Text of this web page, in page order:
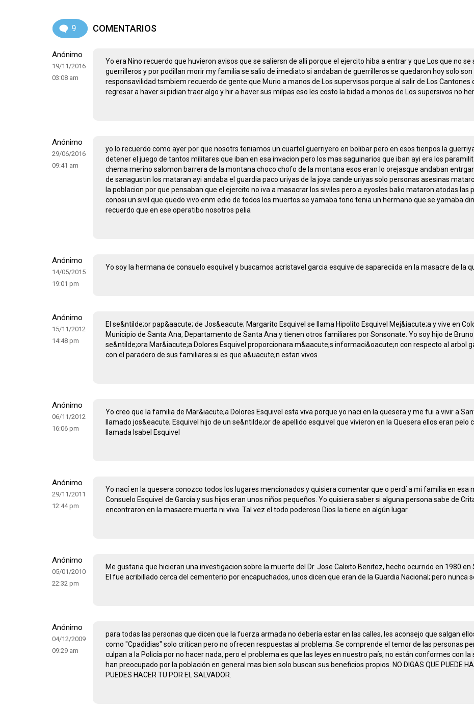
9 COMENTARIOS
Anónimo
19/11/2016
03:08 am
Yo era Nino recuerdo que huvieron avisos que se saliersn de alli porque el ejercito hiba a entrar y que Los que no
guerrilleros y por podillan morir my familia se salio de imediato si andaban de guerrilleros se quedaron hoy solo
responsavilidad tsmbiem recuerdo de gente que Murio a manos de Los supervisos porque al salir de Los
regresar a haver si pidian traer algo y hir a haver sus milpas eso les costo la bidad a monos de Los supersivos no
Anónimo
29/06/2016
09:41 am
yo lo recuerdo como ayer por que nosotrs teniamos un cuartel guerriyero en bolibar pero en esos tienpos la
detener el juego de tantos militares que iban en esa invacion pero los mas saguinarios que iban ayi era los
chema merino salomon barrera de la montana choco chofo de la montana esos eran lo orejasque andaban
de sanagustin los mataran ayi andaba el guardia paco uriyas de la joya cande uriyas solo personas asesinas
la poblacion por que pensaban que el ejercito no iva a masacrar los siviles pero a eyosles balio mataron atodas
conosi un sivil que quedo vivo enm edio de todos los muertos se yamaba tono tenia un hermano que se yamaba
recuerdo que en ese operatibo nosotros pelia
Anónimo
14/05/2015
19:01 pm
Yo soy la hermana de consuelo esquivel y buscamos acristavel garcia esquive de sapareciida en la masacre de la
Anónimo
15/11/2012
14:48 pm
El se&ntilde;or pap&aacute; de Jos&eacute; Margarito Esquivel se llama Hipolito Esquivel Mej&iacute;a y vive en
Municipio de Santa Ana, Departamento de Santa Ana y tienen otros familiares por Sonsonate. Yo soy hijo de Bruno
se&ntilde;ora Mar&iacute;a Dolores Esquivel proporcionara m&aacute;s informaci&oacute;n con respecto al arbol
con el paradero de sus familiares si es que a&uacute;n estan vivos.
Anónimo
06/11/2012
16:06 pm
Yo creo que la familia de Mar&iacute;a Dolores Esquivel esta viva porque yo naci en la quesera y me fui a vivir a
llamado jos&eacute; Esquivel hijo de un se&ntilde;or de apellido esquivel que vivieron en la Quesera ellos eran
llamada Isabel Esquivel
Anónimo
29/11/2011
12:44 pm
Yo nací en la quesera conozco todos los lugares mencionados y quisiera comentar que o perdí a mi familia en esa
Consuelo Esquivel de García y sus hijos eran unos niños pequeños. Yo quisiera saber si alguna persona sabe de
encontraron en la masacre muerta ni viva. Tal vez el todo poderoso Dios la tiene en algún lugar.
Anónimo
05/01/2010
22:32 pm
Me gustaria que hicieran una investigacion sobre la muerte del Dr. Jose Calixto Benitez, hecho ocurrido en 1980 en
El fue acribillado cerca del cementerio por encapuchados, unos dicen que eran de la Guardia Nacional; pero nunca
Anónimo
04/12/2009
09:29 am
para todas las personas que dicen que la fuerza armada no debería estar en las calles, les aconsejo que salgan
como "Cpadidias" solo critican pero no ofrecen respuestas al problema. Se comprende el temor de las personas
culpan a la Policía por no hacer nada, pero el problema es que las leyes en nuestro país, no están conformes con
han preocupado por la población en general mas bien solo buscan sus beneficios propios. NO DIGAS QUE PUEDE
PUEDES HACER TU POR EL SALVADOR.